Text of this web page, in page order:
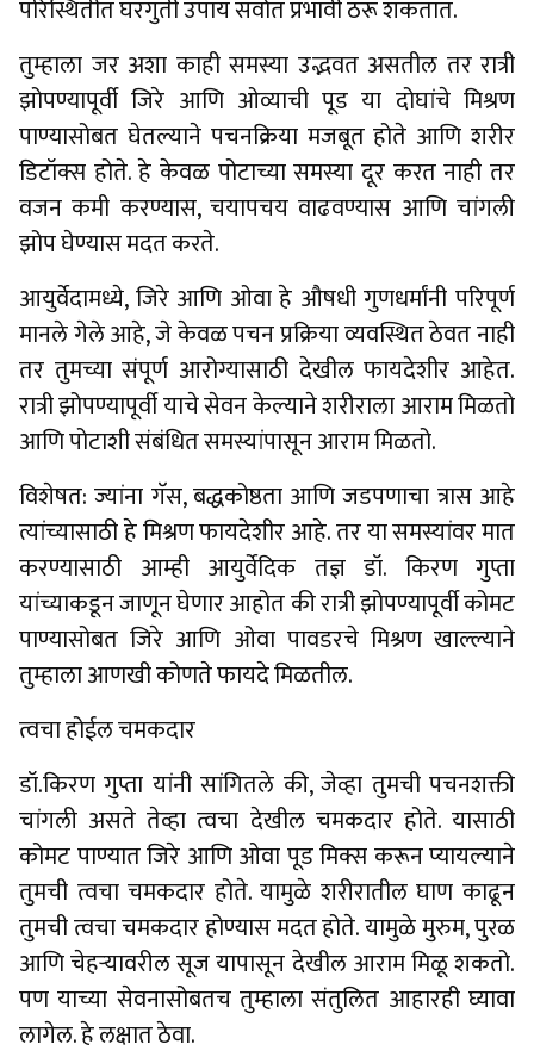
परिस्थितीत घरगुती उपाय सर्वात प्रभावी ठरू शकतात.
तुम्हाला जर अशा काही समस्या उद्भवत असतील तर रात्री
झोपण्यापूर्वी जिरे आणि ओव्याची पूड या दोघांचे मिश्रण
पाण्यासोबत घेतल्याने पचनक्रिया मजबूत होते आणि शरीर
डिटॉक्स होते. हे केवळ पोटाच्या समस्या दूर करत नाही तर
वजन कमी करण्यास, चयापचय वाढवण्यास आणि चांगली
झोप घेण्यास मदत करते.
आयुर्वेदामध्ये, जिरे आणि ओवा हे औषधी गुणधर्मांनी परिपूर्ण
मानले गेले आहे, जे केवळ पचन प्रक्रिया व्यवस्थित ठेवत नाही
तर तुमच्या संपूर्ण आरोग्यासाठी देखील फायदेशीर आहेत.
रात्री झोपण्यापूर्वी याचे सेवन केल्याने शरीराला आराम मिळतो
आणि पोटाशी संबंधित समस्यांपासून आराम मिळतो.
विशेषत: ज्यांना गॅस, बद्धकोष्ठता आणि जडपणाचा त्रास आहे
त्यांच्यासाठी हे मिश्रण फायदेशीर आहे. तर या समस्यांवर मात
करण्यासाठी आम्ही आयुर्वेदिक तज्ञ डॉ. किरण गुप्ता
यांच्याकडून जाणून घेणार आहोत की रात्री झोपण्यापूर्वी कोमट
पाण्यासोबत जिरे आणि ओवा पावडरचे मिश्रण खाल्ल्याने
तुम्हाला आणखी कोणते फायदे मिळतील.
त्वचा होईल चमकदार
डॉ.किरण गुप्ता यांनी सांगितले की, जेव्हा तुमची पचनशक्ती
चांगली असते तेव्हा त्वचा देखील चमकदार होते. यासाठी
कोमट पाण्यात जिरे आणि ओवा पूड मिक्स करून प्यायल्याने
तुमची त्वचा चमकदार होते. यामुळे शरीरातील घाण काढून
तुमची त्वचा चमकदार होण्यास मदत होते. यामुळे मुरुम, पुरळ
आणि चेहऱ्यावरील सूज यापासून देखील आराम मिळू शकतो.
पण याच्या सेवनासोबतच तुम्हाला संतुलित आहारही घ्यावा
लागेल. हे लक्षात ठेवा.